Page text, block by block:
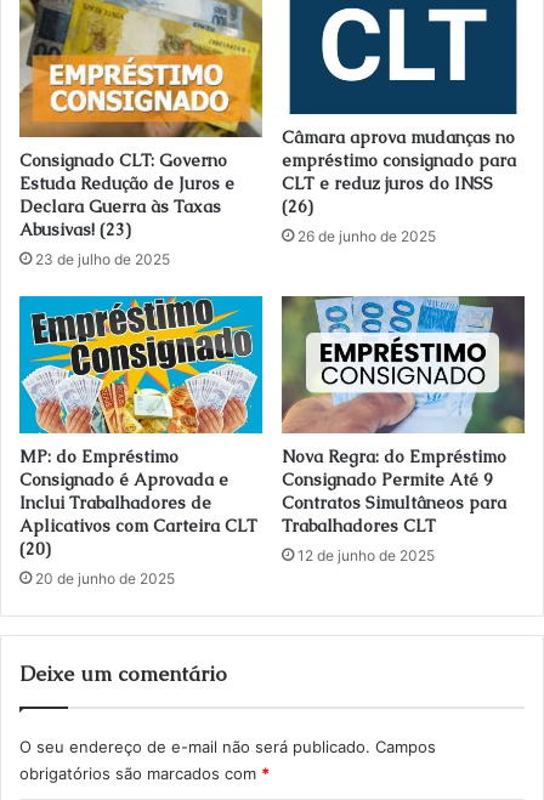
Consignado CLT: Governo
Estuda Redução de Juros e
Declara Guerra às Taxas
Abusivas! (23)
23 de julho de 2025
Câmara aprova mudanças no
empréstimo consignado para
CLT e reduz juros do INSS
(26)
26 de junho de 2025
MP: do Empréstimo
Consignado é Aprovada e
Inclui Trabalhadores de
Aplicativos com Carteira CLT
(20)
20 de junho de 2025
Nova Regra: do Empréstimo
Consignado Permite Até 9
Contratos Simultâneos para
Trabalhadores CLT
12 de junho de 2025
Deixe um comentário
O seu endereço de e-mail não será publicado. Campos
obrigatórios são marcados com *